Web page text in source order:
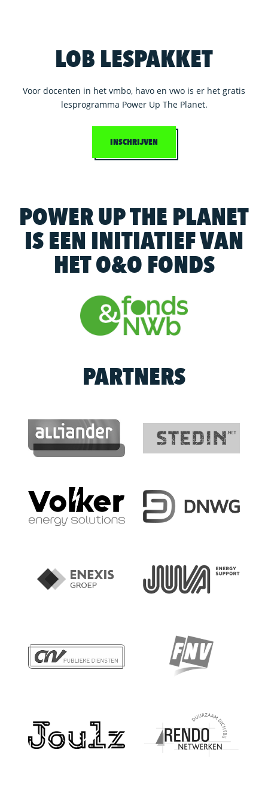
LOB LESPAKKET
Voor docenten in het vmbo, havo en vwo is er het gratis
lesprogramma Power Up The Planet.
INSCHRIJVEN
POWER UP THE PLANET
IS EEN INITIATIEF VAN
HET O&O FONDS
PARTNERS